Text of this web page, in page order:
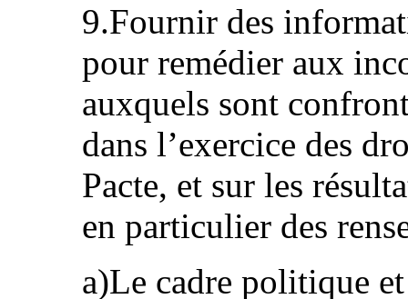
9.Fournir des
pour remédier aux
auxquels sont
dans l’exercice des
Pacte, et sur les
en particulier des
a)Le cadre politique